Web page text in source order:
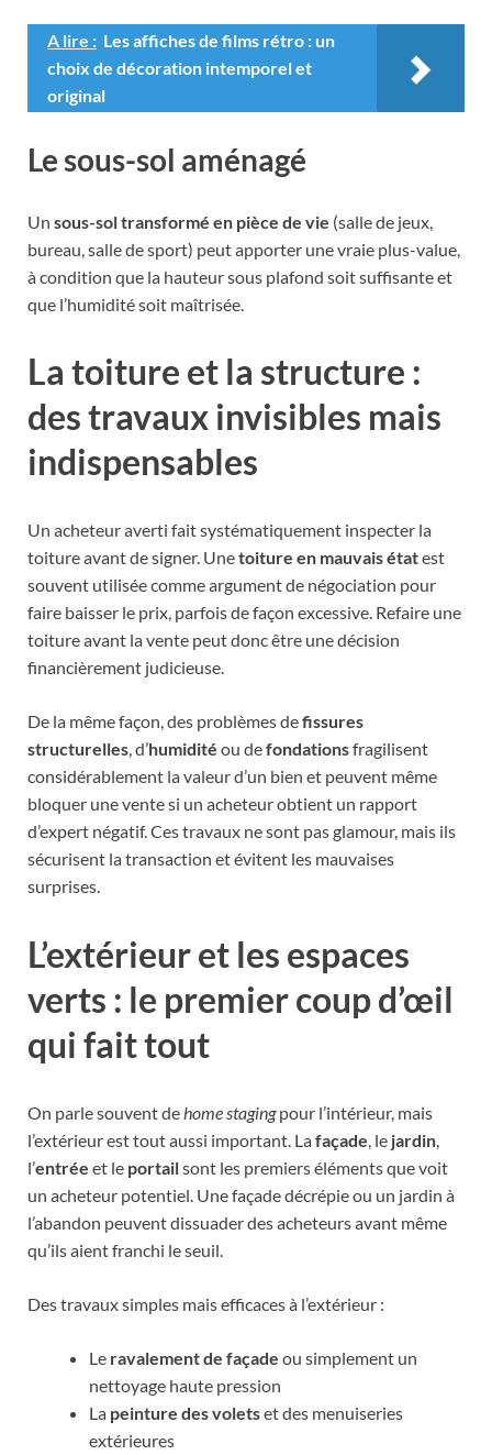
A lire : Les affiches de films rétro : un
choix de décoration intemporel et
original
Le sous-sol aménagé
Un sous-sol transformé en pièce de vie (salle de jeux,
bureau, salle de sport) peut apporter une vraie plus-value,
à condition que la hauteur sous plafond soit suffisante et
que l’humidité soit maîtrisée.
La toiture et la structure :
des travaux invisibles mais
indispensables
Un acheteur averti fait systématiquement inspecter la
toiture avant de signer. Unetoiture en mauvais étatest
souvent utilisée comme argument de négociation pour
faire baisser le prix, parfois de façon excessive. Refaire une
toiture avant la vente peut donc être une décision
financièrement judicieuse.
De la même façon, des problèmes defissures
structurelles, d’humidité ou defondationsfragilisent
considérablement la valeur d’un bien et peuvent même
bloquer une vente si un acheteur obtient un rapport
d’expert négatif. Ces travaux ne sont pas glamour, mais ils
sécurisent la transaction et évitent les mauvaises
surprises.
L’extérieur et les espaces
verts : le premier coup d’œil
qui fait tout
On parle souvent dehome stagingpour l’intérieur, mais
l’extérieur est tout aussi important. Lafaçade, le jardin,
l’entrée et le portailsont les premiers éléments que voit
un acheteur potentiel. Une façade décrépie ou un jardin à
l’abandon peuvent dissuader des acheteurs avant même
qu’ils aient franchi le seuil.
Des travaux simples mais efficaces à l’extérieur :
Le ravalement de façade ou simplement un
nettoyage haute pression
La peinture des voletset des menuiseries
extérieures